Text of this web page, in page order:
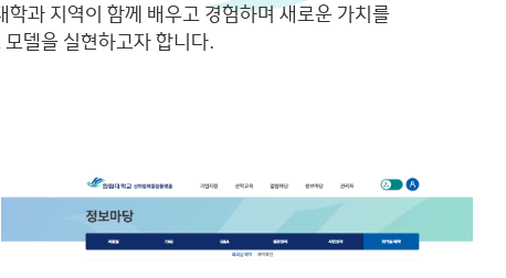
학과 지역이 함께 배우고 경험하며 새로운 가치를
델을 실현하고자 합니다.